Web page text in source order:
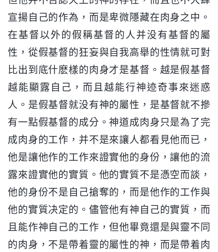
宣揚自己的作為，而是卑微隱藏在肉身之中。
在基督以外的假稱基督的人并没有基督的屬
性，從假基督的狂妄與自我高舉的性情就可對
比出到底什麽樣的肉身才是基督。越是假基督
越能顯露自己，而且越能行神迹奇事來迷惑
人。是假基督就没有神的屬性，是基督就不摻
有一點假基督的成分。神道成肉身只是為了完
成肉身的工作，并不是來讓人都看見他而已，
他是讓他作的工作來證實他的身份，讓他的流
露來證實他的實質。他的實質不是憑空而談，
他的身份不是自己搶奪的，而是他作的工作與
他的實質决定的。儘管他有神自己的實質，而
且能作神自己的工作，但他畢竟還是與靈不同
的肉身，不是帶着靈的屬性的神，而是帶着肉